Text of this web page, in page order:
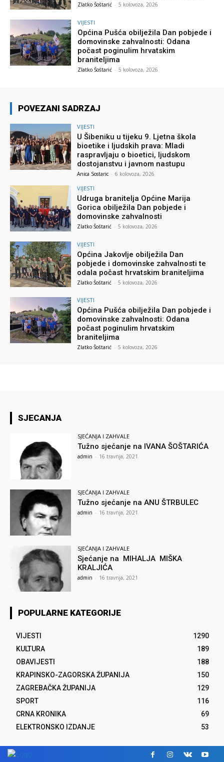
Zlatko Šoštarić - 5 kolovoza, 2026
VIJESTI
Općina Pušća obilježila Dan pobjede i
domovinske zahvalnosti: Odana
počast poginulim hrvatskim
braniteljima
Zlatko Šoštarić - 5 kolovoza, 2026
POVEZANI SADRZAJ
VIJESTI
U Šibeniku u tijeku 9. Ljetna škola
bioetike i ljudskih prava: Mladi
raspravljaju o bioetici, ljudskom
dostojanstvu i javnom nastupu
Anica Sostaric - 6 kolovoza, 2026
VIJESTI
Udruga branitelja Općine Marija
Gorica obilježila Dan pobjede i
domovinske zahvalnosti
Zlatko Šoštarić - 5 kolovoza, 2026
VIJESTI
Općina Jakovlje obilježila Dan
pobjede i domovinske zahvalnosti te
odala počast hrvatskim braniteljima
Zlatko Šoštarić - 5 kolovoza, 2026
VIJESTI
Općina Pušća obilježila Dan pobjede i
domovinske zahvalnosti: Odana
počast poginulim hrvatskim
braniteljima
Zlatko Šoštarić - 5 kolovoza, 2026
SJECANJA
SJEĆANJA I ZAHVALE
Tužno sjećanje na IVANA ŠOŠTARIĆA
admin - 16 travnja, 2021
SJEĆANJA I ZAHVALE
Tužno sjećanje na ANU ŠTRBULEC
admin - 16 travnja, 2021
SJEĆANJA I ZAHVALE
Sjećanje na MIHALJA MIŠKA
KRALJIĆA
admin - 16 travnja, 2021
POPULARNE KATEGORIJE
VIJESTI
1290
KULTURA
189
OBAVIJESTI
188
KRAPINSKO-ZAGORSKA ŽUPANIJA
150
ZAGREBAČKA ŽUPANIJA
129
SPORT
116
CRNA KRONIKA
69
ELEKTRONSKO IZDANJE
53